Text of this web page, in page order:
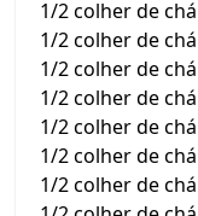
1/2 colher de
1/2 colher de
1/2 colher de
1/2 colher de
1/2 colher de
1/2 colher de
1/2 colher de